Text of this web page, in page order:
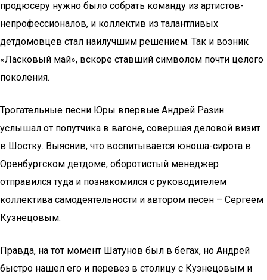
продюсеру нужно было собрать команду из артистов-
непрофессионалов, и коллектив из талантливых
детдомовцев стал наилучшим решением. Так и возник
«Ласковый май», вскоре ставший символом почти целого
поколения.
Трогательные песни Юры впервые Андрей Разин
услышал от попутчика в вагоне, совершая деловой визит
в Шостку. Выяснив, что воспитывается юноша-сирота в
Оренбургском детдоме, оборотистый менеджер
отправился туда и познакомился с руководителем
коллектива самодеятельности и автором песен – Сергеем
Кузнецовым.
Правда, на тот момент Шатунов был в бегах, но Андрей
быстро нашел его и перевез в столицу с Кузнецовым и